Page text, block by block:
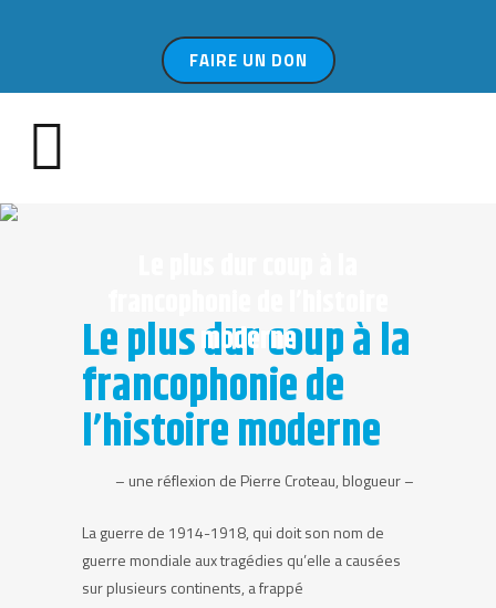
FAIRE UN DON
moderne
Le plus dur coup à la
francophonie de
l’histoire moderne
– une réflexion de Pierre Croteau, blogueur –
La guerre de 1914-1918, qui doit son nom de
guerre mondiale aux tragédies qu’elle a causées
sur plusieurs continents, a frappé